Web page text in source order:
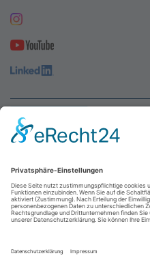
© 2026abresa GmbH|